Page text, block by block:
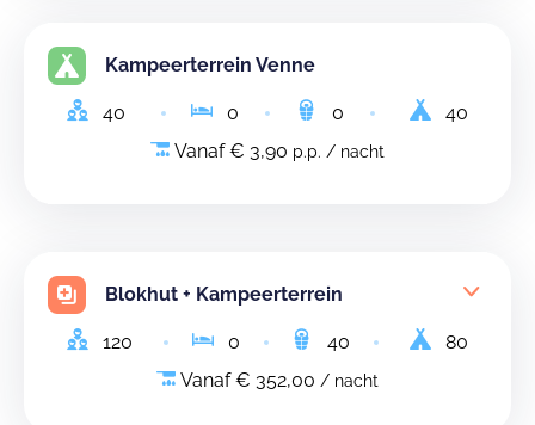
Kampeerterrein Venne
40 0 0
40
Vanaf € 3,90 p.p. / nacht
Blokhut + Kampeerterrein
120 0 40
80
Vanaf € 352,00 / nacht